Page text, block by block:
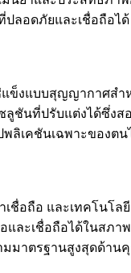
อดภัยและเชื่อถือไ
งแบบสุญญากาศสำ
ลูชันที่ปรับแต่งได้ซึ่ง
เคชันเฉพาะของต
อถือ และเทคโนโ
ละเชื่อถือได้ในสภ
มมาตรฐานสูงสุดด้